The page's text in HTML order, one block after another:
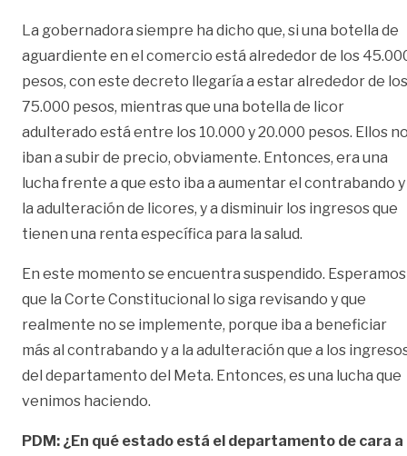
La gobernadora siempre ha dicho que, si una botella de
aguardiente en el comercio está alrededor de los
pesos, con este decreto llegaría a estar alrededor de los
75.000 pesos, mientras que una botella de licor
adulterado está entre los 10.000 y 20.000 pesos. Ellos
iban a subir de precio, obviamente. Entonces, era una
lucha frente a que esto iba a aumentar el contrabando y
la adulteración de licores, y a disminuir los ingresos que
tienen una renta específica para la salud.
En este momento se encuentra suspendido. Esperamos
que la Corte Constitucional lo siga revisando y que
realmente no se implemente, porque iba a beneficiar
más al contrabando y a la adulteración que a los
del departamento del Meta. Entonces, es una lucha que
venimos haciendo.
PDM: ¿En qué estado está el departamento de cara a